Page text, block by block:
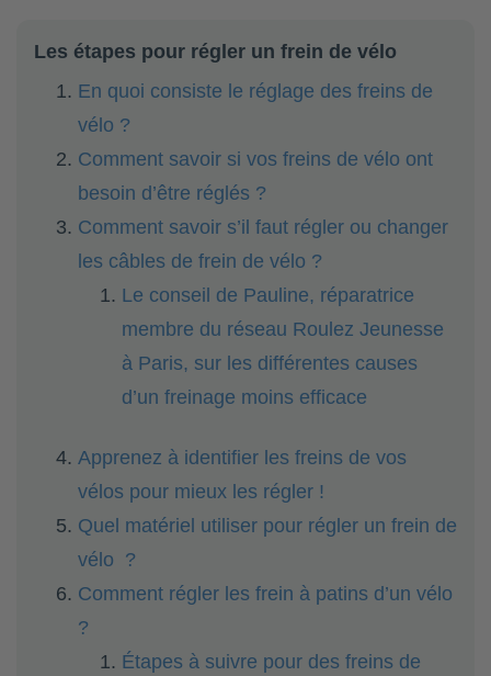
Les étapes pour régler un frein de vélo
En quoi consiste le réglage des freins de
vélo ?
Comment savoir si vos freins de vélo ont
besoin d’être réglés ?
Comment savoir s’il faut régler ou changer
les câbles de frein de vélo ?
Le conseil de Pauline, réparatrice
membre du réseau Roulez Jeunesse
à Paris, sur les différentes causes
d’un freinage moins efficace
Apprenez à identifier les freins de vos
vélos pour mieux les régler !
Quel matériel utiliser pour régler un frein de
vélo ?
Comment régler les frein à patins d’un vélo
?
Étapes à suivre pour des freins de